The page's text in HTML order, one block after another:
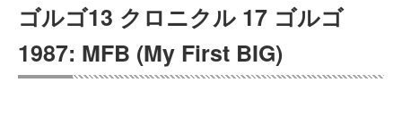
購入管理
Myシェルフ
ゴルゴ13 クロニクル 17 ゴルゴ
1987: MFB (My First BIG)